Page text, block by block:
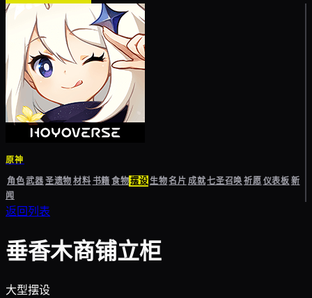
原神
角色武器圣遗物材料书籍食物摆设生物名片成就七圣召唤祈愿仪表板新
闻
返回列表
垂香木商铺立柜
大型摆设